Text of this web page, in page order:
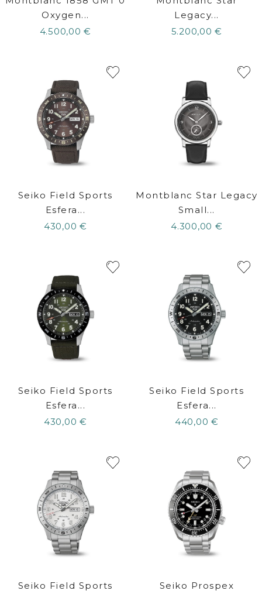
Oxygen...
4.500,00 €
Legacy...
5.200,00 €
Seiko Field Sports
Esfera...
430,00 €
Montblanc Star Legacy
Small...
4.300,00 €
Seiko Field Sports
Esfera...
430,00 €
Seiko Field Sports
Esfera...
440,00 €
Seiko Field Sports
Seiko Prospex